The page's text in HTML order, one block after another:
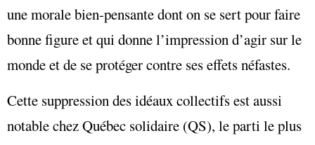
une morale bien-pensante dont on se sert pour faire
bonne figure et qui donne l’impression d’agir sur le
monde et de se protéger contre ses effets néfastes.
Cette suppression des idéaux collectifs est aussi
notable chez Québec solidaire (QS), le parti le plus